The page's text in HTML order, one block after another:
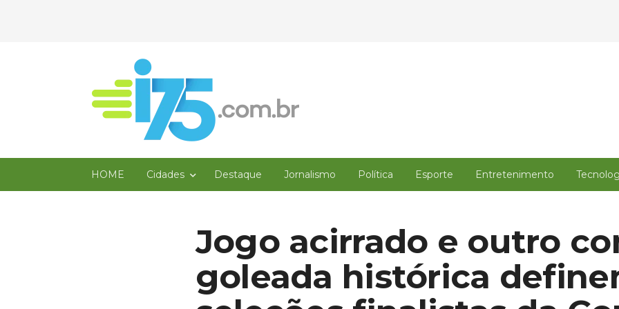
HOME Cidades Destaque Jornalismo Política Esporte Entretenimento
Jogo acirrado e outro
goleada histórica